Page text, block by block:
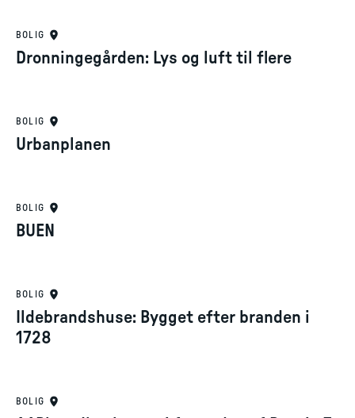
BOLIG
Dronningegården: Lys og luft til flere
BOLIG
Urbanplanen
BOLIG
BUEN
BOLIG
Ildebrandshuse: Bygget efter branden i
1728
BOLIG